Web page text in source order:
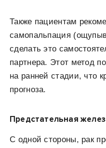
Также пациентам
самопальпация
сделать это
партнера. Этот метод
на ранней стадии, что
прогноза.
Предстательная
С одной стороны, рак